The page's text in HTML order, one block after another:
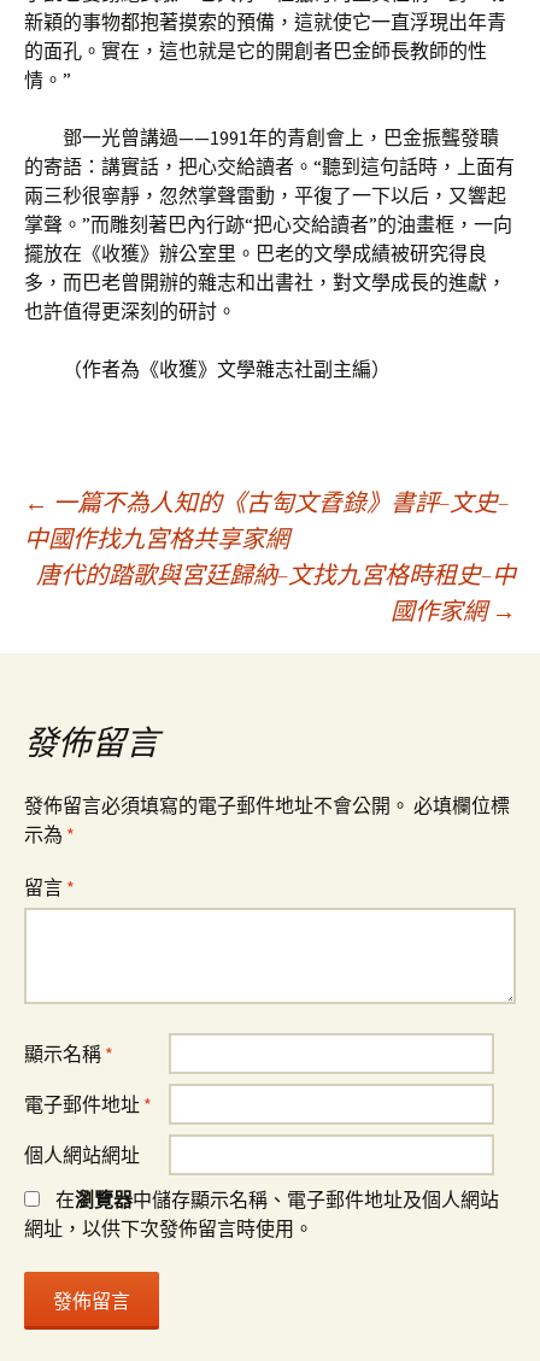
新穎的事物都抱著摸索的預備，這就使它一直浮現出年青
的面孔。實在，這也就是它的開創者巴金師長教師的性
情。”
鄧一光曾講過——1991年的青創會上，巴金振聾發聵
的寄語：講實話，把心交給讀者。“聽到這句話時，上面有
兩三秒很寧靜，忽然掌聲雷動，平復了一下以后，又響起
掌聲。”而雕刻著巴內行跡“把心交給讀者”的油畫框，一向
擺放在《收獲》辦公室里。巴老的文學成績被研究得良
多，而巴老曾開辦的雜志和出書社，對文學成長的進獻，
也許值得更深刻的研討。
（作者為《收獲》文學雜志社副主編）
文
章
導
覽
← 一篇不為人知的《古匋文孴錄》書評–文史–
中國作找九宮格共享家網
唐代的踏歌與宮廷歸納–文找九宮格時租史–中
國作家網 →
發佈留言
發佈留言必須填寫的電子郵件地址不會公開。 必填欄位標
示為 *
留言 *
顯示名稱 *
電子郵件地址 *
個人網站網址
在瀏覽器中儲存顯示名稱、電子郵件地址及個人網站
網址，以供下次發佈留言時使用。